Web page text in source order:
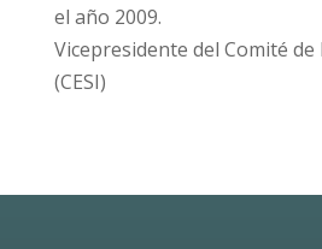
el año 2009.
Vicepresidente del Comité de
(CESI)